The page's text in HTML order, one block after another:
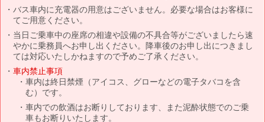
バス車内に充電器の用意はございません。必要な場合はお客様に
てご用意ください。
当日ご乗車中の座席の相違や設備の不具合等がございましたら速
やかに乗務員へお申し出ください。降車後のお申し出につきまし
ては対応いたしかねますので予めご了承ください。
車内禁止事項
車内は終日禁煙（アイコス、グローなどの電子タバコを含
む）です。
車内での飲酒はお断りしております、また泥酔状態でのご乗
車もお断りいたします。